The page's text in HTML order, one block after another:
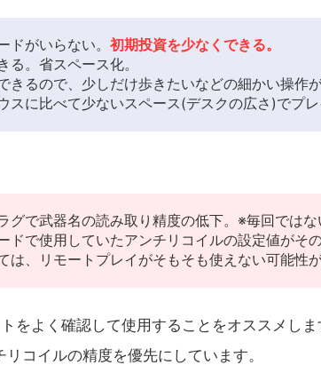
ドがいらない。 初期投資を少なくできる。
る。省スペース化。
きるので、少しだけ歩きたいなどの細かい操作が
スに比べて少ないスペース(デスクの広さ)でプレ
グで武器名の読み取り精度の低下。※毎回ではな
ドで使用していたアンチリコイルの設定値がそ
は、リモートプレイがそもそも使えない可能性が
をよく確認して使用することをオススメしま
コイルの精度を優先にしています。